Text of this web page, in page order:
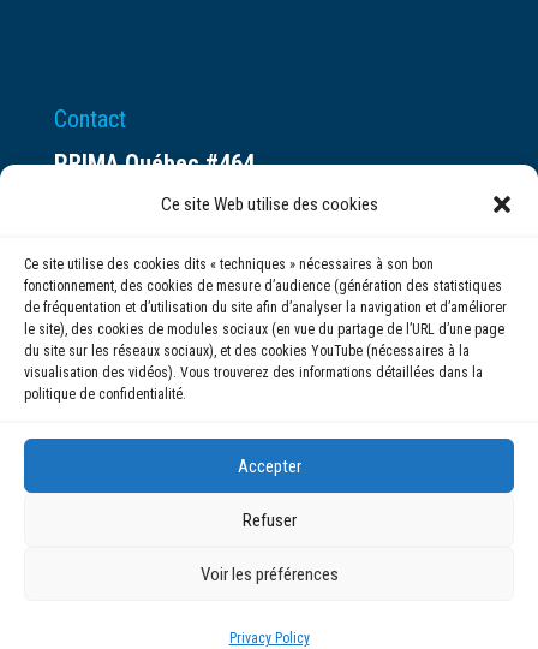
Ce site Web utilise des cookies
Ce site utilise des cookies dits « techniques » nécessaires à son bon
fonctionnement, des cookies de mesure d’audience (génération des statistiques
de fréquentation et d’utilisation du site afin d’analyser la navigation et d’améliorer
le site), des cookies de modules sociaux (en vue du partage de l’URL d’une page
du site sur les réseaux sociaux), et des cookies YouTube (nécessaires à la
visualisation des vidéos). Vous trouverez des informations détaillées dans la
politique de confidentialité.
Accepter
Refuser
Voir les préférences
Privacy Policy
Contact
PRIMA Québec #464
Espace ax.c
Montréal (QC) H3C 0B4
(514) 284-0211
© 2020 | PRIMA Québec